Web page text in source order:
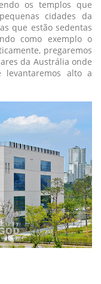
os templos que
cidades da
que estão sedentas
como exemplo o
pregaremos
da Austrália onde
alto a